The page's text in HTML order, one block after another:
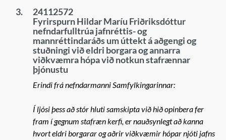
3.
24112572
Fyrirspurn Hildar Maríu Friðriksdóttur
nefndarfulltrúa jafnréttis- og
mannréttindaráðs um úttekt á aðgengi og
stuðningi við eldri borgara og annarra
viðkvæmra hópa við notkun stafrænnar
þjónustu
Erindi frá nefndarmanni Samfylkingarinnar:
Í ljósi þess að stór hluti samskipta við hið opinbera fer
fram í gegnum stafræn kerfi, er nauðsynlegt að kanna
hvort eldri borgarar og aðrir viðkvæmir hópar njóti jafns